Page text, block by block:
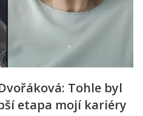
Tohle byl
etapa mojí kariéry